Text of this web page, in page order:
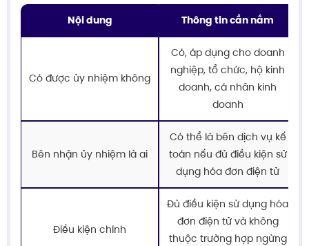
Nội dung Thông tin cần nắm
Có được ủy nhiệm không
Có, áp dụng cho doanh
nghiệp, tổ chức, hộ kinh
doanh, cá nhân kinh
doanh
Bên nhận ủy nhiệm là ai
Có thể là bên dịch vụ kế
toán nếu đủ điều kiện sử
dụng hóa đơn điện tử
Điều kiện chính
Đủ điều kiện sử dụng hóa
đơn điện tử và không
thuộc trường hợp ngừng